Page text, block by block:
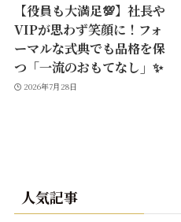
【役員も大満足💯】社長や
VIPが思わず笑顔に！フォ
ーマルな式典でも品格を保
つ「一流のおもてなし」✨
2026年7月28日
人気記事